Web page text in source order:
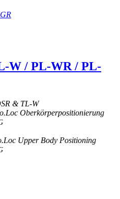
W / PL-WR / PL-
Oberkörperpositionierung
Upper Body Positioning